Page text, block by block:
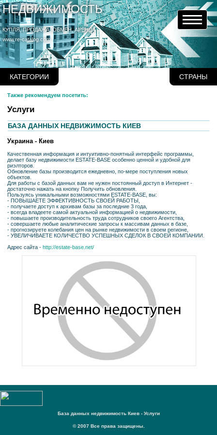
НЕДВИЖИМОСТЬ
КУПЛЯ, ПРОДАЖА, ОБМЕН, АРЕНДА
www.re-catalog.com
КАТЕГОРИИ СТРАНЫ
Также рекомендуем посетить:
Услуги
БАЗА ДАННЫХ НЕДВИЖИМОСТЬ КИЕВ
Украина - Киев
Качественная информация и интуитивно-понятный интерфейс программы,
делает базу недвижимости ESTATE-BASE особенно ценной и удобной для
риэлторов.
Обновление базы производится ежедневно, по-мере поступления новых
объектов.
Для работы с базой данных вам не нужен постоянный доступ в Интернет -
достаточно нажать на кнопку Получить обновления.
Пользуясь уникальными возможностями ESTATE-BASE, вы:
- ПОВЫШАЕТЕ ЭФФЕКТИВНОСТЬ СВОЕЙ РАБОТЫ,
- получаете доступ к архивам базы за последние 3 года,
- всегда владеете самой актуальной информацией о недвижимости,
- повышаете производительность труда сотрудников своего Агентства,
- совершаете любые аналитические запросы к массивам данных в базе,
- прогнозируете колебания цен на рынке недвижимости в своем регионе,
- УВЕЛИЧИВАЕТЕ КОЛИЧЕСТВО УСПЕШНЫХ СДЕЛОК В СВОЕЙ КОМПАНИИ.
Адрес сайта - http://estate-base.net/
База данных недвижимость Киев - Услуги
© 2007 Все права защищены.